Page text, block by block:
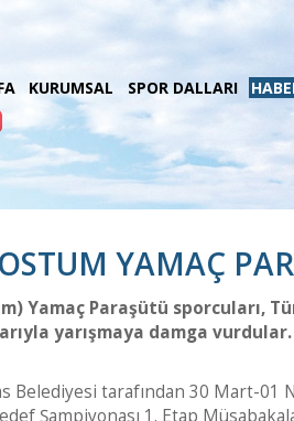
KURUMSAL SPOR DALLARI
YAMAÇ
Yamaç Paraşütü sporcuları,
yarışmaya damga vurdular.
Belediyesi tarafından 30 Mart-01
Şampiyonası 1. Etap